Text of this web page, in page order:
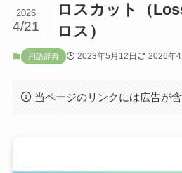
ロスカット（
ロス）
2026
4/21
用語辞典 2023年5月12日 2026年4
当ページのリンクには広告が含